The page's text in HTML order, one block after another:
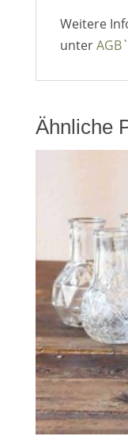
Weitere
unter
Ähnliche